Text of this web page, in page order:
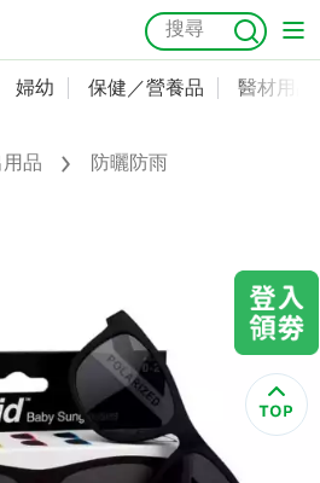
益生菌 魚油 幼兒米餅
婦幼 保健／營養品 醫材用品
品 防曬防雨